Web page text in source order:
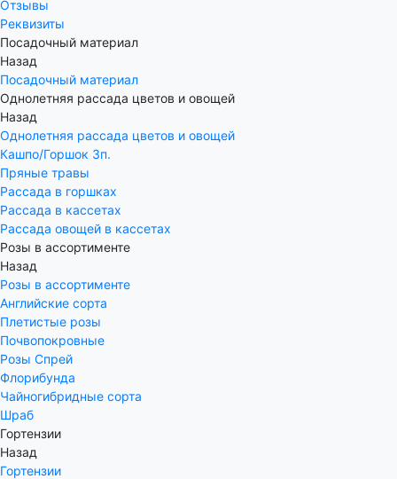
Отзывы
Реквизиты
Посадочный материал
Назад
Посадочный материал
Однолетняя рассада цветов и овощей
Назад
Однолетняя рассада цветов и овощей
Кашпо/Горшок 3п.
Пряные травы
Рассада в горшках
Рассада в кассетах
Рассада овощей в кассетах
Розы в ассортименте
Назад
Розы в ассортименте
Английские сорта
Плетистые розы
Почвопокровные
Розы Спрей
Флорибунда
Чайногибридные сорта
Шраб
Гортензии
Назад
Гортензии